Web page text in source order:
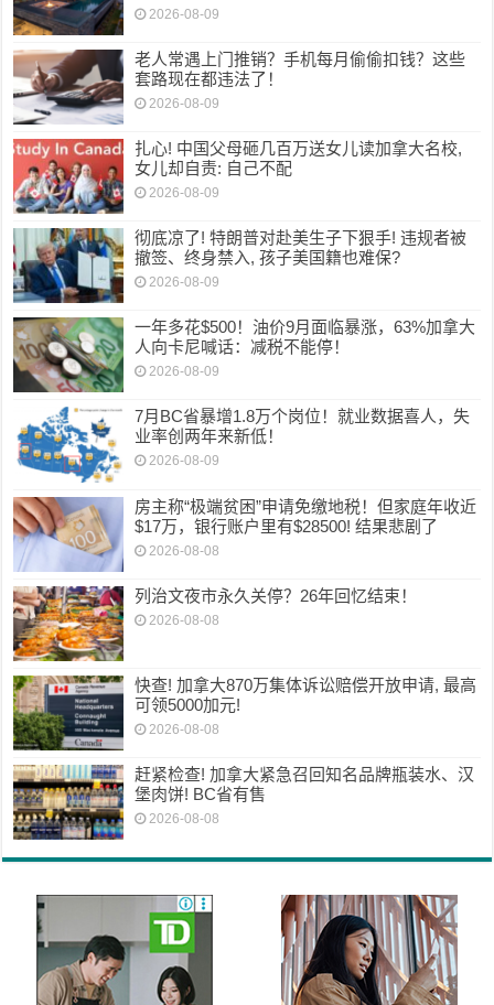
2026-08-09
老人常遇上门推销？手机每月偷偷扣钱？这些
套路现在都违法了！
2026-08-09
扎心! 中国父母砸几百万送女儿读加拿大名校,
女儿却自责: 自己不配
2026-08-09
彻底凉了! 特朗普对赴美生子下狠手! 违规者被
撤签、终身禁入, 孩子美国籍也难保?
2026-08-09
一年多花$500！油价9月面临暴涨，63%加拿大
人向卡尼喊话：减税不能停！
2026-08-09
7月BC省暴增1.8万个岗位！就业数据喜人，失
业率创两年来新低！
2026-08-09
房主称“极端贫困”申请免缴地税！但家庭年收近
$17万，银行账户里有$28500! 结果悲剧了
2026-08-08
列治文夜市永久关停？26年回忆结束！
2026-08-08
快查! 加拿大870万集体诉讼赔偿开放申请, 最高
可领5000加元!
2026-08-08
赶紧检查! 加拿大紧急召回知名品牌瓶装水、汉
堡肉饼! BC省有售
2026-08-08